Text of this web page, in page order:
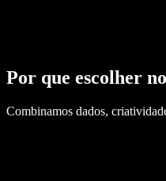
Por que escolher
Combinamos dados,